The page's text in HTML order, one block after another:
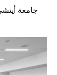
جامعة